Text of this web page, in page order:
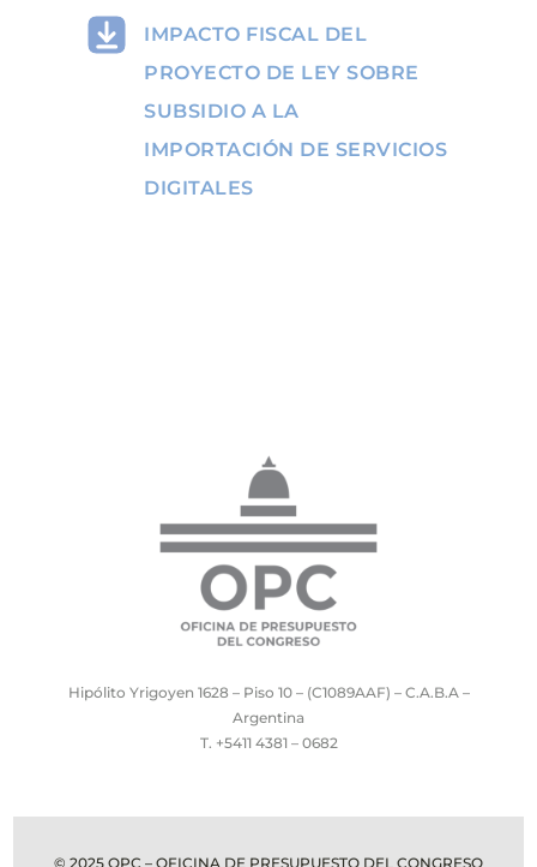
IMPACTO FISCAL DEL
PROYECTO DE LEY SOBRE
SUBSIDIO A LA
IMPORTACIÓN DE SERVICIOS
DIGITALES
Hipólito Yrigoyen 1628 – Piso 10 – (C1089AAF) – C.A.B.A –
Argentina
T. +5411 4381 – 0682
© 2025 OPC – OFICINA DE PRESUPUESTO DEL CONGRESO